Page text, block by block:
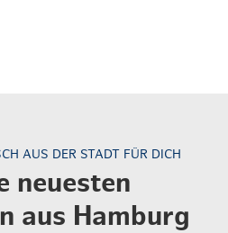
AUS DER STADT FÜR DICH
neuesten
aus Hamburg